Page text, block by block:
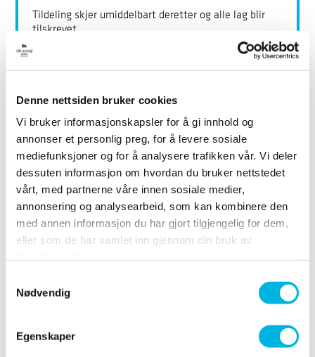
Denne nettsiden bruker cookies
Vi bruker informasjonskapsler for å gi innhold og
annonser et personlig preg, for å levere sosiale
mediefunksjoner og for å analysere trafikken vår. Vi deler
dessuten informasjon om hvordan du bruker nettstedet
vårt, med partnerne våre innen sosiale medier,
annonsering og analysearbeid, som kan kombinere den
med annen informasjon du har gjort tilgjengelig for dem,
eller som de har samlet inn gjennom din bruk av
Nødvendig
Egenskaper
Tildeling skjer umiddelbart deretter og alle lag blir
tilskrevet.
Søke om arrangement eller stevne?
Før du søker om arrangement i Vår Energi Arena
Sørmarka, må du sette deg inn i
utleiereglementet. Her finner du informasjon om
hvordan du søker, fordelingsprinsipper og betingelser
for stevner/arrangementer.
Utleiereglementet finner du her.
Frist for å søke om arrangement/stevne for
kommende høst og vårsesesong: 30. september.
rettes til driftssjef Anne|